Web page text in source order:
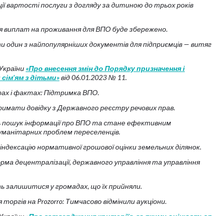
вартості послуги з догляду за дитиною до трьох років
виплат на проживання для ВПО буде збережено.
з найпопулярніших документів для підприємців — витяг
«Про внесення змін до Порядку призначення і
з дітьми»від 06.01.2023 № 11.
і фактах: Підтримка ВПО.
довідку з Державного реєстру речових прав.
пошук інформації про ВПО та стане ефективним
проблем переселенців.
нормативної грошової оцінки земельних ділянок.
децентралізації, державного управління та управління
у громадах, що їх прийняли.
на Prozorro: Тимчасово відмінили аукціони.